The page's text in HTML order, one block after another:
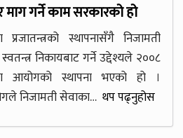
गर्ने काम सरकारको हो
स्थापनासँगै निजामती
निकायबाट गर्ने उद्देश्यले २००८
स्थापना भएको हो ।
निजामती सेवाका… थप पढ्नुहोस